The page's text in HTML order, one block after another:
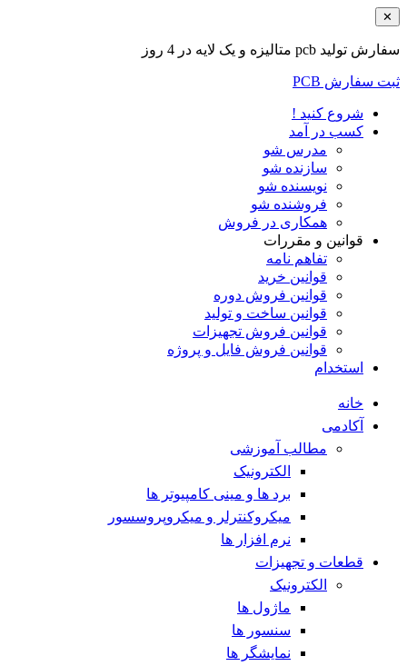
✕
سفارش تولید pcb متالیزه و یک لایه در 4 روز
ثبت سفارش PCB
شروع کنید !
کسب در آمد
مدرس شو
سازنده شو
نویسنده شو
فروشنده شو
همکاری در فروش
قوانین و مقررات
تفاهم نامه
قوانین خرید
قوانین فروش دوره
قوانین ساخت و تولید
قوانین فروش تجهیزات
قوانین فروش فایل و پروژه
استخدام
خانه
آکادمی
مطالب آموزشی
الکترونیک
برد ها و مینی کامپیوتر ها
میکروکنترلر و میکروپروسسور
نرم افزار ها
قطعات و تجهیزات
الکترونیک
ماژول ها
سنسور ها
نمایشگر ها